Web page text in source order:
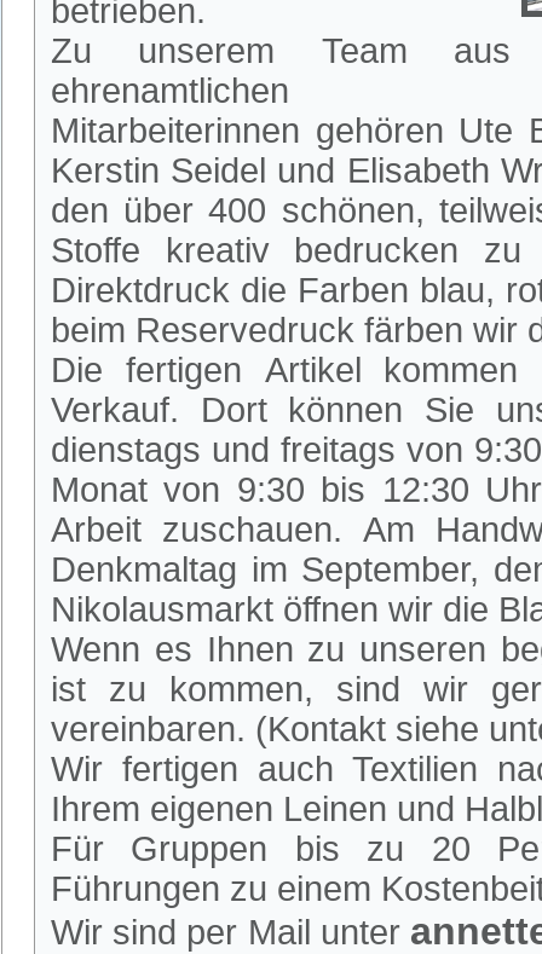
betrieben.
Zu unserem Team aus
ehrenamtlichen
Mitarbeiterinnen gehören Ute
Kerstin Seidel und Elisabeth
den über 400 schönen,
Stoffe kreativ bedrucken
Direktdruck die Farben blau,
beim Reservedruck färben wir
Die fertigen Artikel
Verkauf. Dort können Sie
dienstags und freitags von
Monat von 9:30 bis 12:30
Arbeit zuschauen. Am
Denkmaltag im September,
Nikolausmarkt öffnen wir die
Wenn es Ihnen zu unseren
ist zu kommen, sind wir
vereinbaren. (Kontakt siehe
Wir fertigen auch Textilien
Ihrem eigenen Leinen und
Für Gruppen bis zu 20
Führungen zu einem
Wir sind per Mail unter